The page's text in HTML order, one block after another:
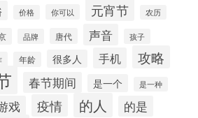
价格 你可以 元宵节 农历
品牌 唐代 声音 孩子
年龄 很多人 手机 攻略
春节期间 是一个 是一种
戏 疫情 的人 的是